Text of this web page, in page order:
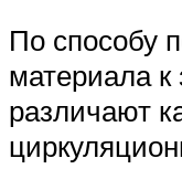
По способу
материала
различают